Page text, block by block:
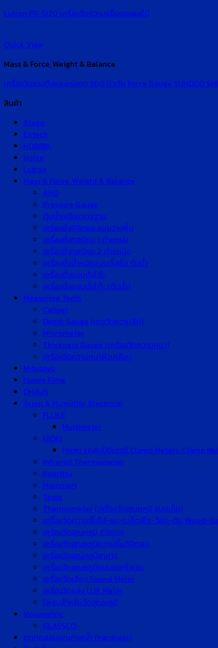
Lutron FR-5120 เครื่องวัดความแข็งของผลไม้
Quick View
Mass & Force, Weight & Balance
เครื่องวัดแรงดึงและแรงกด 500 นิวตัน Force Gauge SUNDOO
สินค้า
Atago
Extech
HORIBA
Insize
Lutron
Mass & Force, Weight & Balance
AND
Pressure Gauge
ตุ้มน้ำหนักมาตรฐาน
เครื่องชั่งดิจิตอล แบบวางพื้น
เครื่องชั่งทศนิยม 1 ตำแหน่ง
เครื่องชั่งทศนิยม 2 ตำแหน่ง
เครื่องชั่งน้ำหนักแบบตั้งพื้น กันน้ำ
เครื่องชั่งแบบตั้งโต๊ะ
เครื่องชั่งแบบตั้งโต๊ะ (กันน้ำ)
Measuring Tools
Caliper
Depth Gauge (เกจวัดความลึก)
Micrometer
Thickness Gauge (เครื่องวัดความหนา)
เครื่องวัดความหนาผิวเคลือบ
Mitutoyo
Nuova Fima
OHAUS
Temp & Humidity, Electrical
FLUKE
Multimeter
HIOKI
Hioki แคลมป์มิเตอร์ Clamp Meters, Clamp
Infrared Thermometer
Kyoritsu
Memmert
Testo
Thermometer (เครื่องวัดอุณหภูมิ แบบเข็ม)
เครื่องวัดความชื้นไม้-ผง-เมล็ดพืช-วัสดุ-ดิน Wood-
เครื่องวัดอุณหภูมิ ดิจิตอล
เครื่องวัดอุณหภูมิความชื้นดิจิตอล
เครื่องวัดอุณหภูมิอาหาร
เครื่องวัดอุณหภูมิแบบแยกโพรบ
เครื่องวัดเสียง Sound Meter
เครื่องวัดแสง LUX Meter
โพรบสำหรับวัดอุณหภูมิ
Volumetric
GLASSCO
ชุดทดสอบคุณภาพน้ำ (hardness)